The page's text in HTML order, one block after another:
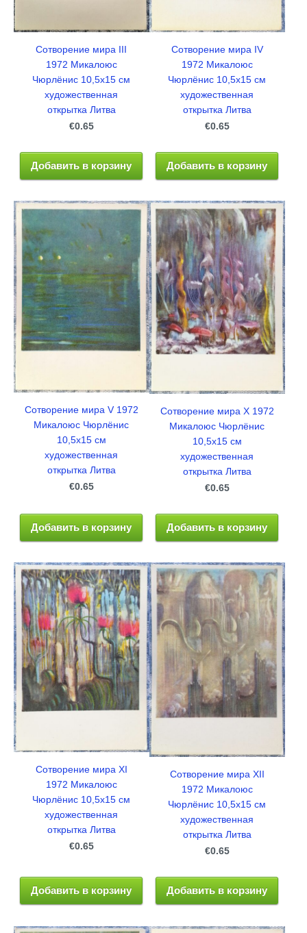
Сотворение мира III
1972 Микалоюс
Чюрлёнис 10,5x15 см
художественная
открытка Литва
€0.65
Добавить в корзину
Сотворение мира IV
1972 Микалоюс
Чюрлёнис 10,5x15 см
художественная
открытка Литва
€0.65
Добавить в корзину
Сотворение мира V 1972
Микалоюс Чюрлёнис
10,5x15 см
художественная
открытка Литва
€0.65
Добавить в корзину
Сотворение мира Х 1972
Микалоюс Чюрлёнис
10,5x15 см
художественная
открытка Литва
€0.65
Добавить в корзину
Сотворение мира ХI
1972 Микалоюс
Чюрлёнис 10,5x15 см
художественная
открытка Литва
€0.65
Добавить в корзину
Сотворение мира ХII
1972 Микалоюс
Чюрлёнис 10,5x15 см
художественная
открытка Литва
€0.65
Добавить в корзину